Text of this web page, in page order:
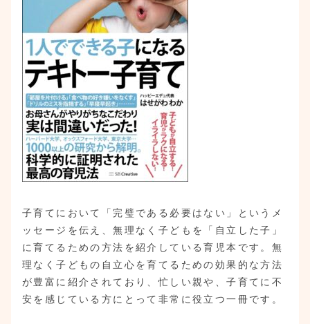
子育てにおいて「完璧である必要はない」というメ
ッセージを伝え、無理なく子どもを「自立した子」
に育てるための方法を紹介している育児本です。無
理なく子どもの自立心を育てるための効果的な方法
が豊富に紹介されており、忙しい親や、子育てに不
安を感じている方にとって非常に役立つ一冊です。